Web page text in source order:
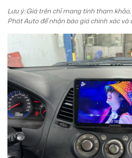
Lưu ý: Giá trên chỉ mang tính tham
Phát Auto để nhận báo giá chính xác và